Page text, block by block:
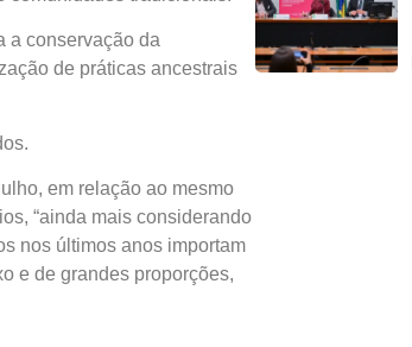
a conservação da
de práticas ancestrais
em relação ao mesmo
“ainda mais considerando
nos últimos anos importam
e de grandes proporções,